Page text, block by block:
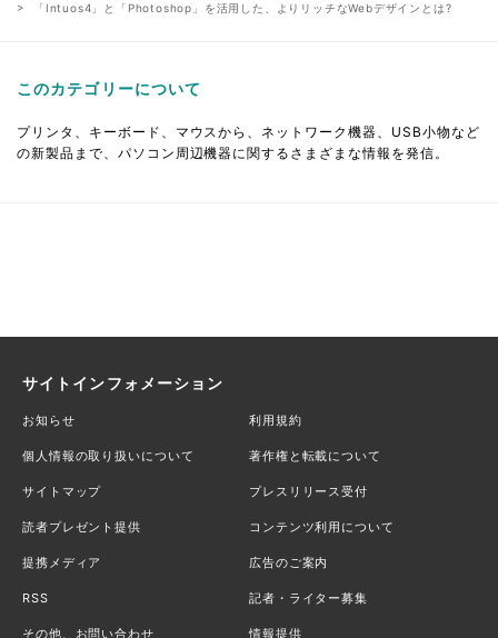
「Intuos4」と「Photoshop」を活用した、よりリッチなWebデザインとは?
このカテゴリーについて
プリンタ、キーボード、マウスから、ネットワーク機器、USB小物など
の新製品まで、パソコン周辺機器に関するさまざまな情報を発信。
サイトインフォメーション
お知らせ 利用規約
個人情報の取り扱いについて 著作権と転載について
サイトマップ プレスリリース受付
読者プレゼント提供 コンテンツ利用について
提携メディア 広告のご案内
RSS 記者・ライター募集
その他、お問い合わせ 情報提供